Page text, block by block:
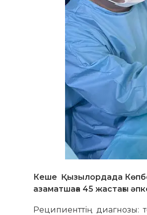
Кеше Қызылордада
азаматшаға 45 жастағы
Реципиенттің диагнозы: